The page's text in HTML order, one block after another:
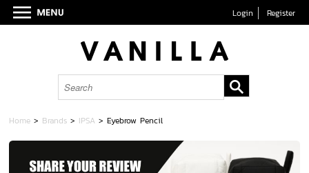
Login Register
Home > Brands > IPSA >Eyebrow Pencil